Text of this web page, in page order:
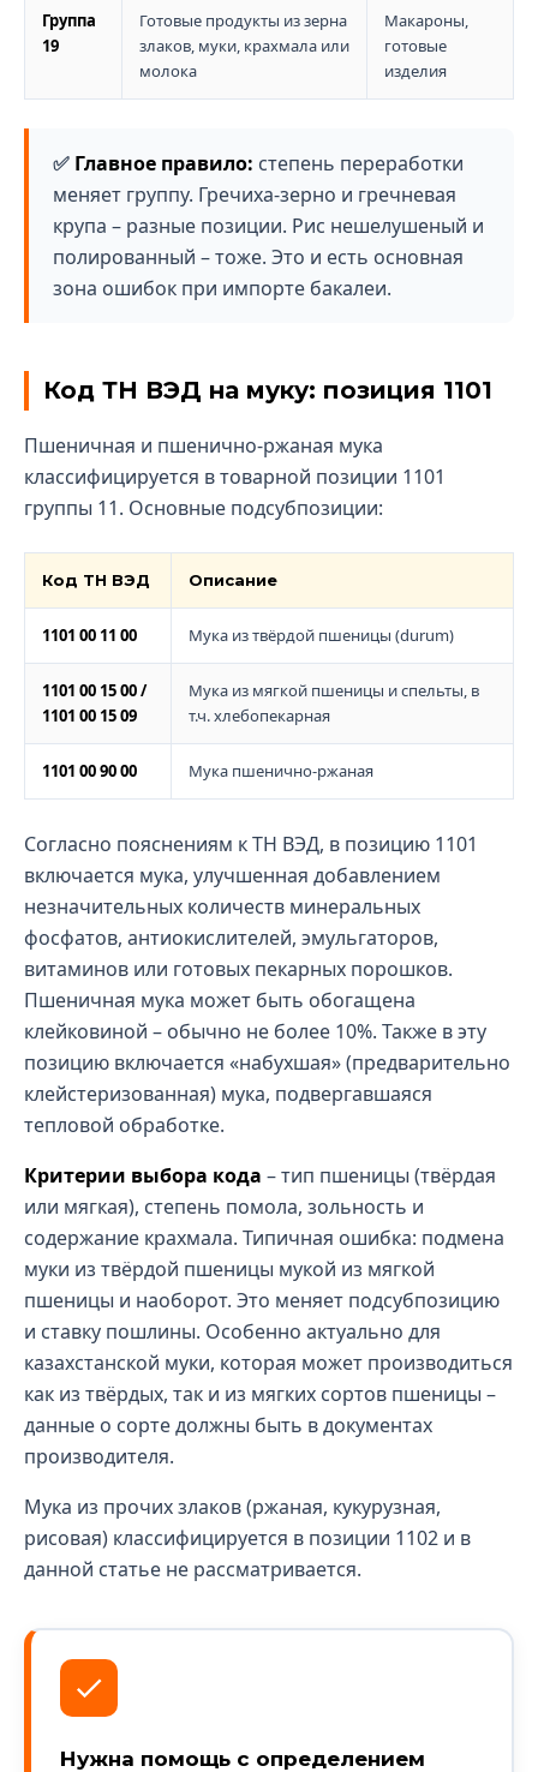
Группа
19
Готовые продукты из зерна
злаков, муки, крахмала или
молока
Макароны,
готовые
изделия
Главное правило: степень переработки
меняет группу. Гречиха-зерно и гречневая
крупа – разные позиции. Рис нешелушеный и
полированный – тоже. Это и есть основная
зона ошибок при импорте бакалеи.
Код ТН ВЭД на муку: позиция 1101
Пшеничная и пшенично-ржаная мука
классифицируется в товарной позиции 1101
группы 11. Основные подсубпозиции:
Код ТН ВЭД Описание
1101 00 11 00 Мука из твёрдой пшеницы (durum)
1101 00 15 00 /
1101 00 15 09
Мука из мягкой пшеницы и спельты, в
т.ч. хлебопекарная
1101 00 90 00 Мука пшенично-ржаная
Согласно пояснениям к ТН ВЭД, в позицию 1101
включается мука, улучшенная добавлением
незначительных количеств минеральных
фосфатов, антиокислителей, эмульгаторов,
витаминов или готовых пекарных порошков.
Пшеничная мука может быть обогащена
клейковиной – обычно не более 10%. Также в эту
позицию включается «набухшая» (предварительно
клейстеризованная) мука, подвергавшаяся
тепловой обработке.
Критерии выбора кода – тип пшеницы (твёрдая
или мягкая), степень помола, зольность и
содержание крахмала. Типичная ошибка: подмена
муки из твёрдой пшеницы мукой из мягкой
пшеницы и наоборот. Это меняет подсубпозицию
и ставку пошлины. Особенно актуально для
казахстанской муки, которая может производиться
как из твёрдых, так и из мягких сортов пшеницы –
данные о сорте должны быть в документах
производителя.
Мука из прочих злаков (ржаная, кукурузная,
рисовая) классифицируется в позиции 1102 и в
данной статье не рассматривается.
Нужна помощь с определением